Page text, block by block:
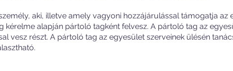
aki, illetve amely vagyoni hozzájárulással támogatja az
kérelme alapján pártoló tagként felvesz. A pártoló tag az
vesz részt. A pártoló tag az egyesület szerveinek ülésén